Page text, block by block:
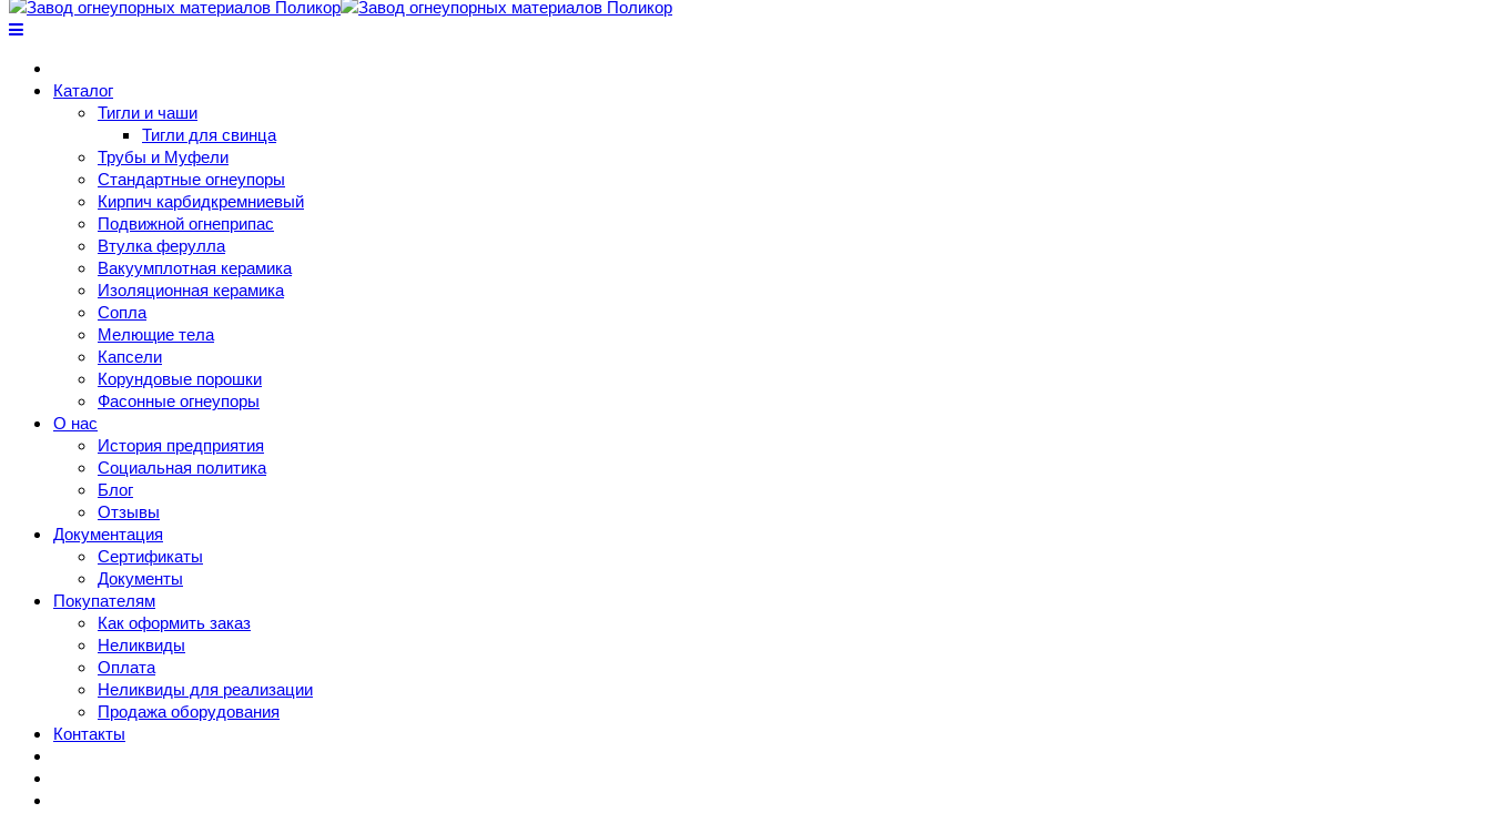
Каталог
Тигли и чаши
Тигли для свинца
Трубы и Муфели
Стандартные огнеупоры
Кирпич карбидкремниевый
Подвижной огнеприпас
Втулка ферулла
Вакуумплотная керамика
Изоляционная керамика
Сопла
Мелющие тела
Капсели
Корундовые порошки
Фасонные огнеупоры
О нас
История предприятия
Социальная политика
Блог
Отзывы
Документация
Сертификаты
Документы
Покупателям
Как оформить заказ
Неликвиды
Оплата
Неликвиды для реализации
Продажа оборудования
Контакты